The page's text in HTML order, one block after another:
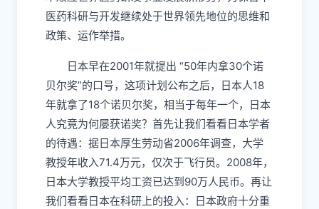
医药科研与开发继续处于世界领先地位的思维和
政策、运作举措。
日本早在2001年就提出 “50年内拿30个诺
贝尔奖”的口号，这项计划公布之后，日本人18
年就拿了18个诺贝尔奖，相当于每年一个，日本
人究竟为何屡获诺奖？首先让我们看看日本学者
的待遇：据日本厚生劳动省2006年调查，大学
教授年收入71.4万元，仅次于飞行员。2008年，
日本大学教授平均工资已达到90万人民币。再让
我们看看日本在科研上的投入：日本政府十分重